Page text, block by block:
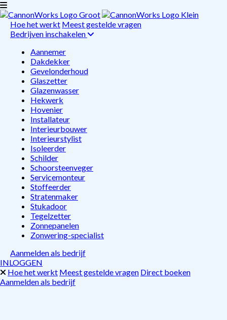
Hoe het werkt Meest gestelde vragen
Bedrijven inschakelen
Aannemer
Dakdekker
Gevelonderhoud
Glaszetter
Glazenwasser
Hekwerk
Hovenier
Installateur
Interieurbouwer
Interieurstylist
Isoleerder
Schilder
Schoorsteenveger
Servicemonteur
Stoffeerder
Stratenmaker
Stukadoor
Tegelzetter
Zonnepanelen
Zonwering-specialist
Aanmelden als bedrijf
INLOGGEN
Hoe het werkt Meest gestelde vragen Direct boeken
Aanmelden als bedrijf